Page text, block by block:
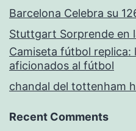
Barcelona Celebra su
Stuttgart Sorprende en
Camiseta fútbol replica:
aficionados al fútbol
chandal del tottenham
Recent Comments